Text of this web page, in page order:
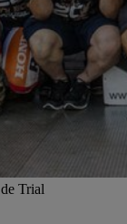
Trial